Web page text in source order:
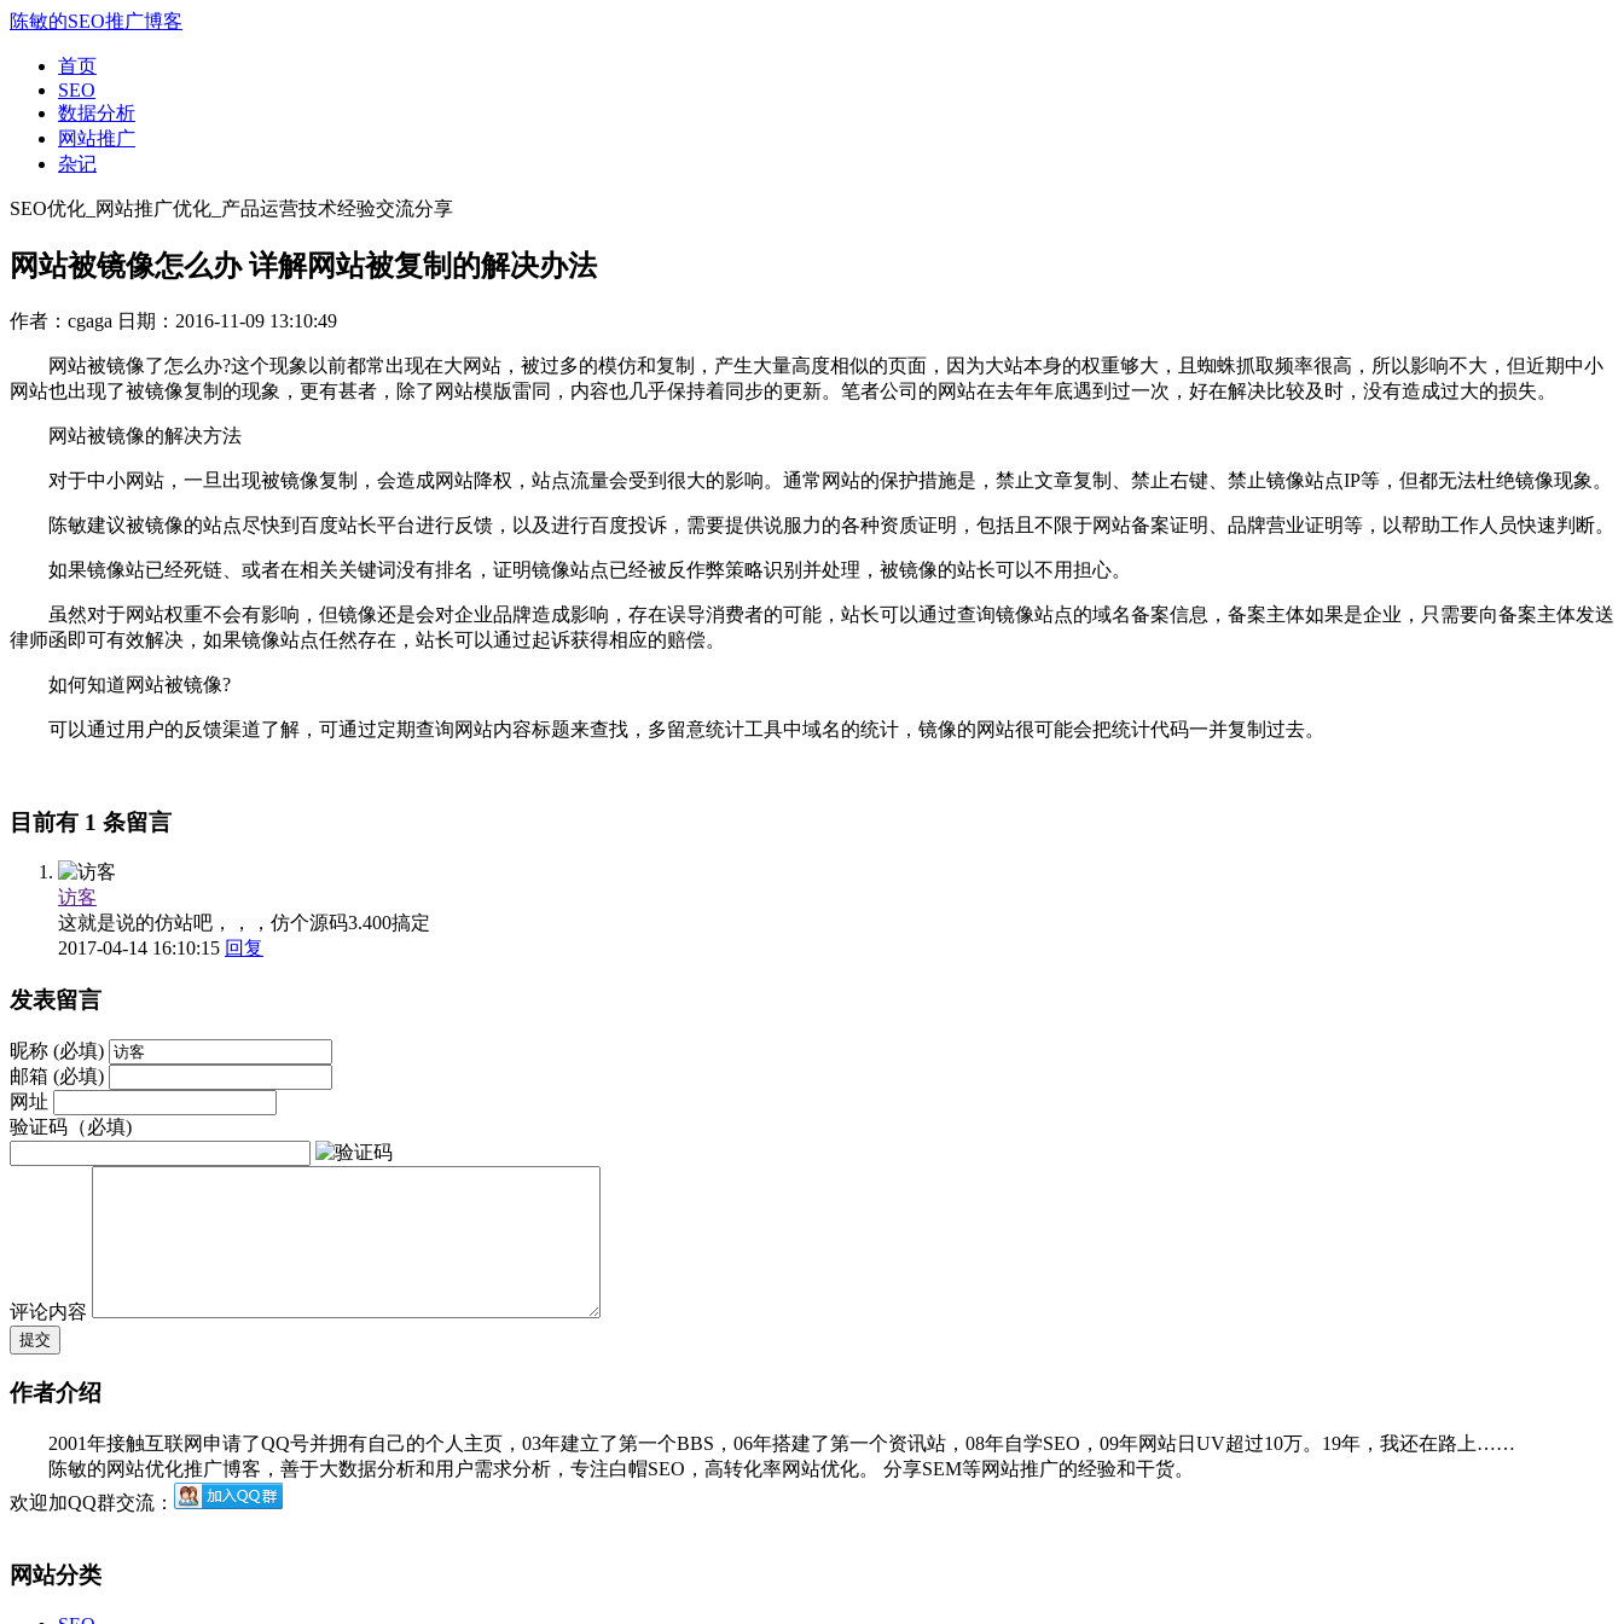
陈敏的SEO推广博客
首页
SEO
数据分析
网站推广
杂记
SEO优化_网站推广优化_产品运营技术经验交流分享
网站被镜像怎么办 详解网站被复制的解决办法
作者：cgaga 日期：2016-11-09 13:10:49
网站被镜像了怎么办?这个现象以前都常出现在大网站，被过多的模仿和复制，产生大量高度相似的页面，因为大站本身的权重够大，且蜘蛛抓取频率很高，所以影响不大，但近期中小
网站也出现了被镜像复制的现象，更有甚者，除了网站模版雷同，内容也几乎保持着同步的更新。笔者公司的网站在去年年底遇到过一次，好在解决比较及时，没有造成过大的损失。
网站被镜像的解决方法
对于中小网站，一旦出现被镜像复制，会造成网站降权，站点流量会受到很大的影响。通常网站的保护措施是，禁止文章复制、禁止右键、禁止镜像站点IP等，但都无法杜绝镜像现象。
陈敏建议被镜像的站点尽快到百度站长平台进行反馈，以及进行百度投诉，需要提供说服力的各种资质证明，包括且不限于网站备案证明、品牌营业证明等，以帮助工作人员快速判断。
如果镜像站已经死链、或者在相关关键词没有排名，证明镜像站点已经被反作弊策略识别并处理，被镜像的站长可以不用担心。
虽然对于网站权重不会有影响，但镜像还是会对企业品牌造成影响，存在误导消费者的可能，站长可以通过查询镜像站点的域名备案信息，备案主体如果是企业，只需要向备案主体发送
律师函即可有效解决，如果镜像站点任然存在，站长可以通过起诉获得相应的赔偿。
如何知道网站被镜像?
可以通过用户的反馈渠道了解，可通过定期查询网站内容标题来查找，多留意统计工具中域名的统计，镜像的网站很可能会把统计代码一并复制过去。
目前有 1 条留言
访客
这就是说的仿站吧，，，仿个源码3.400搞定
2017-04-14 16:10:15 回复
发表留言
昵称 (必填)
邮箱 (必填)
网址
验证码（必填)
评论内容
作者介绍
2001年接触互联网申请了QQ号并拥有自己的个人主页，03年建立了第一个BBS，06年搭建了第一个资讯站，08年自学SEO，09年网站日UV超过10万。19年，我还在路上……
陈敏的网站优化推广博客，善于大数据分析和用户需求分析，专注白帽SEO，高转化率网站优化。 分享SEM等网站推广的经验和干货。
欢迎加QQ群交流：
网站分类